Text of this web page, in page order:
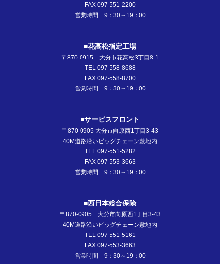
FAX 097-551-2200
営業時間 9：30～19：00
■花高松指定工場
〒870-0915 大分市花高松3丁目8-1
TEL 097-558-8688
FAX 097-558-8700
営業時間 9：30～19：00
■サービスフロント
〒870-0905 大分市向原西1丁目3-43
40M道路沿いビッグチェーン敷地内
TEL 097-551-5282
FAX 097-553-3663
営業時間 9：30～19：00
■西日本総合保険
〒870-0905 大分市向原西1丁目3-43
40M道路沿いビッグチェーン敷地内
TEL 097-551-5161
FAX 097-553-3663
営業時間 9：30～19：00